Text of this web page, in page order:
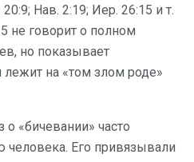
Нав. 2:19; Иер. 26:15 и т.
не говорит о полном
но показывает
лежит на «том злом роде»
«бичевании» часто
человека. Его привязывали